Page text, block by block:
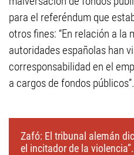
para el referéndum que
otros fines: “En relación a la
autoridades españolas han
corresponsabilidad en el
a cargos de fondos públicos”.
Zafó: El tribunal alemán
el incitador de la violencia”.